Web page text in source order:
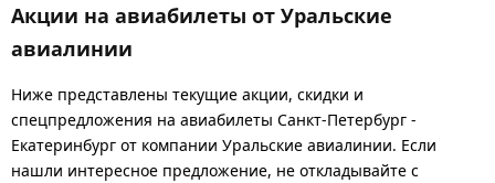
Акции на авиабилеты от Уральские
авиалинии
Ниже представлены текущие акции, скидки и
спецпредложения на авиабилеты Санкт-Петербург -
Екатеринбург от компании Уральские авиалинии. Если
нашли интересное предложение, не откладывайте с